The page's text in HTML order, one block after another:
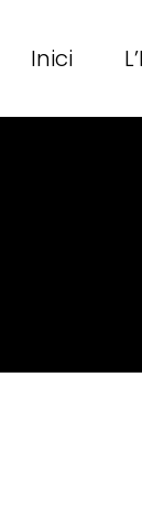
Inici